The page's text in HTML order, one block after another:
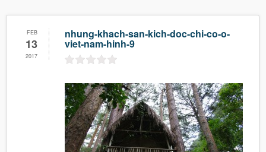
FEB
13
2017
nhung-khach-san-kich-doc-chi-co-o-
viet-nam-hinh-9